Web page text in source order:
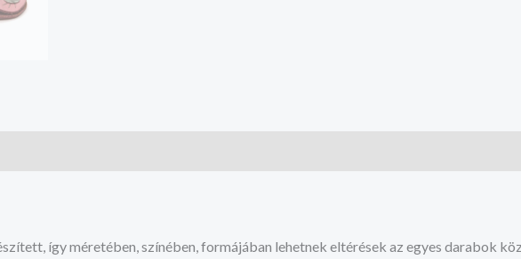
így méretében, színében, formájában lehetnek eltérések az egyes darabok